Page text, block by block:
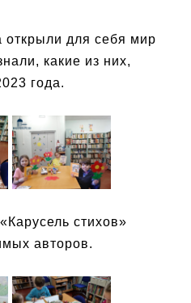
открыли для себя мир
какие из них,
года.
стихов»
авторов.